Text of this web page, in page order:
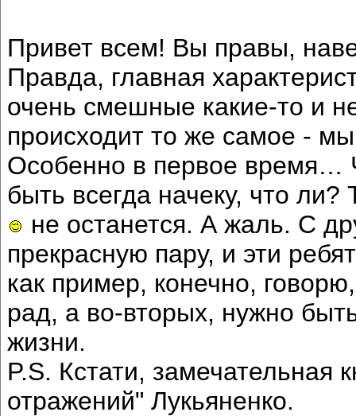
Привет всем! Вы правы,
Правда, главная
очень смешные какие-то и
происходит то же самое -
Особенно в первое время…
быть всегда начеку, что ли?
не останется. А жаль. С
прекрасную пару, и эти
как пример, конечно,
рад, а во-вторых, нужно
жизни.
P.S. Кстати, замечательная
отражений" Лукьяненко.